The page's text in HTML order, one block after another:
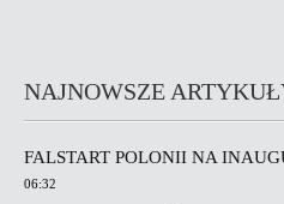
NAJNOWSZE
FALSTART POLONII NA
06:32